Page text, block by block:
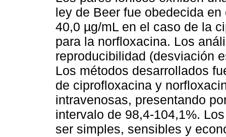
ley de Beer fue obedecida
40,0 µg/mL en el caso de la
para la norfloxacina. Los
reproducibilidad (desviación
Los métodos desarrollados
de ciprofloxacina y
intravenosas, presentando
intervalo de 98,4-104,1%.
ser simples, sensibles y